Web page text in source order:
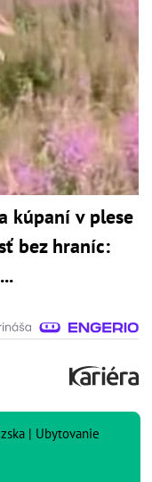
kúpaní v plese
bez hraníc:
| Ubytovanie